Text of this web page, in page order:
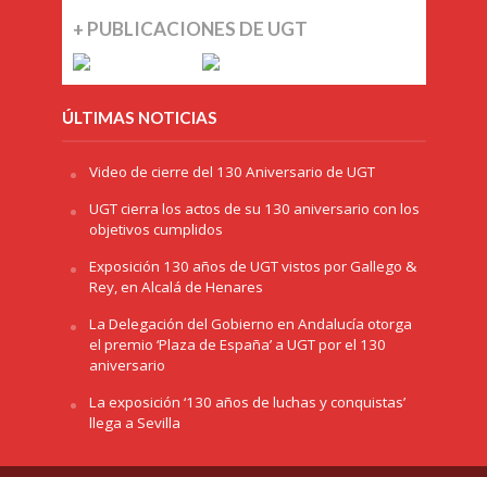
+ PUBLICACIONES DE UGT
ÚLTIMAS NOTICIAS
Video de cierre del 130 Aniversario de UGT
UGT cierra los actos de su 130 aniversario con los
objetivos cumplidos
Exposición 130 años de UGT vistos por Gallego &
Rey, en Alcalá de Henares
La Delegación del Gobierno en Andalucía otorga
el premio ‘Plaza de España’ a UGT por el 130
aniversario
La exposición ‘130 años de luchas y conquistas’
llega a Sevilla